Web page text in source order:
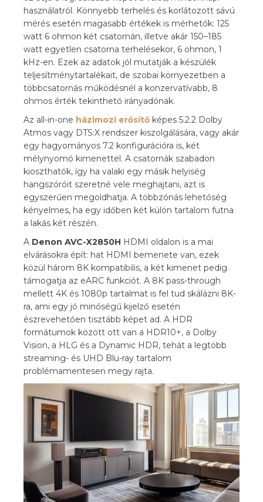
használatról. Könnyebb terhelés és korlátozott sávú
mérés esetén magasabb értékek is mérhetők: 125
watt 6 ohmon két csatornán, illetve akár 150–185
watt egyetlen csatorna terhelésekor, 6 ohmon, 1
kHz-en. Ezek az adatok jól mutatják a készülék
teljesítménytartalékait, de szobai környezetben a
többcsatornás működésnél a konzervatívabb, 8
ohmos érték tekinthető irányadónak.
Az all-in-one házimozi erősítő képes 5.2.2 Dolby
Atmos vagy DTS:X rendszer kiszolgálására, vagy akár
egy hagyományos 7.2 konfigurációra is, két
mélynyomó kimenettel. A csatornák szabadon
kioszthatók, így ha valaki egy másik helyiség
hangszóróit szeretné vele meghajtani, azt is
egyszerűen megoldhatja. A többzónás lehetőség
kényelmes, ha egy időben két külön tartalom futna
a lakás két részén.
A Denon AVC-X2850H HDMI oldalon is a mai
elvárásokra épít: hat HDMI bemenete van, ezek
közül három 8K kompatibilis, a két kimenet pedig
támogatja az eARC funkciót. A 8K pass-through
mellett 4K és 1080p tartalmat is fel tud skálázni 8K-
ra, ami egy jó minőségű kijelző esetén
észrevehetően tisztább képet ad. A HDR
formátumok között ott van a HDR10+, a Dolby
Vision, a HLG és a Dynamic HDR, tehát a legtöbb
streaming- és UHD Blu-ray tartalom
problémamentesen megy rajta.